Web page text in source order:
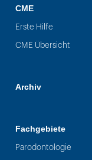
CME
Erste Hilfe
CME Übersicht
Archiv
Fachgebiete
Parodontologie